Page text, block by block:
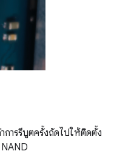
การรีบูตครั้งถัดไปให้ติดตั้ง